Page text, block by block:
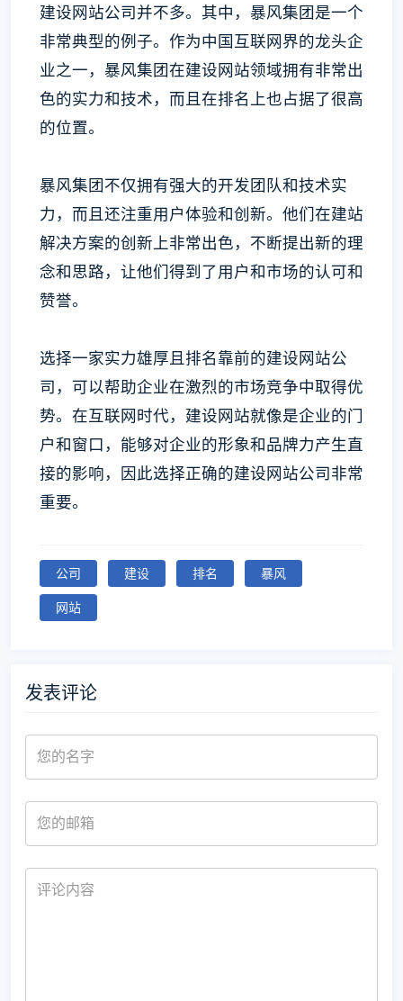
建设网站公司并不多。其中，暴风集团是一个
非常典型的例子。作为中国互联网界的龙头企
业之一，暴风集团在建设网站领域拥有非常出
色的实力和技术，而且在排名上也占据了很高
的位置。
暴风集团不仅拥有强大的开发团队和技术实
力，而且还注重用户体验和创新。他们在建站
解决方案的创新上非常出色，不断提出新的理
念和思路，让他们得到了用户和市场的认可和
赞誉。
选择一家实力雄厚且排名靠前的建设网站公
司，可以帮助企业在激烈的市场竞争中取得优
势。在互联网时代，建设网站就像是企业的门
户和窗口，能够对企业的形象和品牌力产生直
接的影响，因此选择正确的建设网站公司非常
重要。
公司 建设 排名
暴风
网站
发表评论